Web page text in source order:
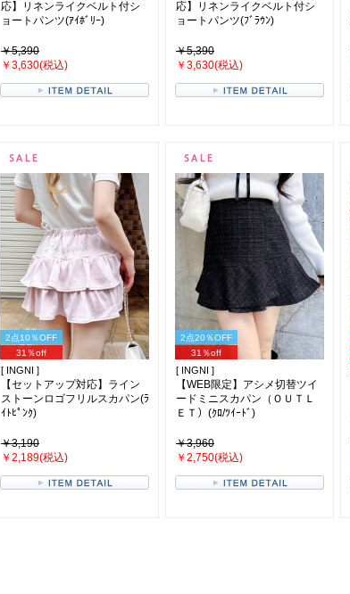
応】リネンライクベルト付シ
ョートパンツ(ｱｲﾎﾞﾘｰ)
￥5,390
￥3,630(税込)
応】リネンライクベルト付シ
ョートパンツ(ﾌﾞﾗｳﾝ)
￥5,390
￥3,630(税込)
2点10％OFF
31％off
[ INGNI ]
【セットアップ対応】ライン
ストーンロゴフリルスカパン(ﾗ
ｲﾄﾋﾟﾝｸ)
￥3,190
￥2,189(税込)
2点20％OFF
31％off
[ INGNI ]
【WEB限定】アシメ切替ツイ
ードミニスカパン（ＯＵＴＬ
ＥＴ）(ｸﾛ/ﾂｲｰﾄﾞ)
￥3,960
￥2,750(税込)